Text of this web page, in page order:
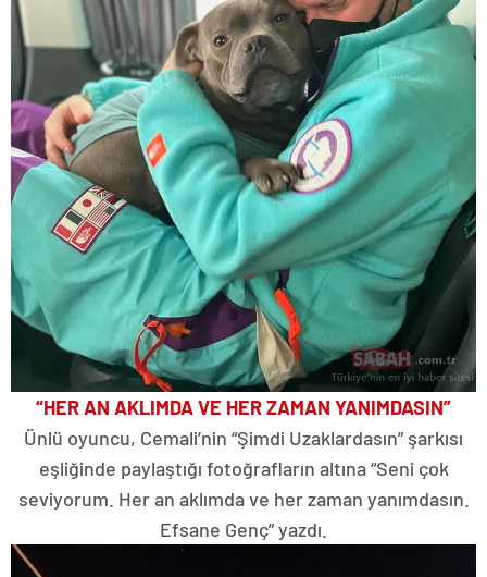
“HER AN AKLIMDA VE HER ZAMAN YANIMDASIN”
Ünlü oyuncu, Cemali’nin “Şimdi Uzaklardasın” şarkısı
eşliğinde paylaştığı fotoğrafların altına “Seni çok
seviyorum. Her an aklımda ve her zaman yanımdasın.
Efsane Genç” yazdı.